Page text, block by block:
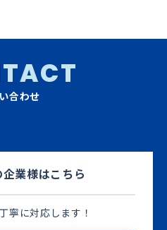
合わせ
業様はこちら
寧に対応します！